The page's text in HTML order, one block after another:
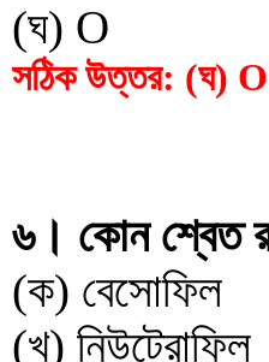
(ঘ) O
সঠিক উত্তর: (ঘ) O
৬। কোন শ্বেত
(ক) বেসোফিল
(খ) নিউট্রোফিল